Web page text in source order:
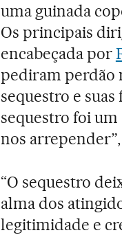
uma guinada
Os principais
encabeçada por
pediram perdão
sequestro e
sequestro foi
nos
“O sequestro
alma dos
legitimidade e